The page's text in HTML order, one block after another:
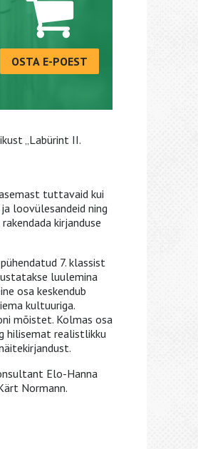
OSTA E-POEST
„Labürint II.
tuttavaid kui
loovülesandeid ning
kirjanduse
7. klassist
luulemina
osa keskendub
kultuuriga.
mõistet. Kolmas osa
hilisemat realistlikku
Elo-Hanna
Normann.